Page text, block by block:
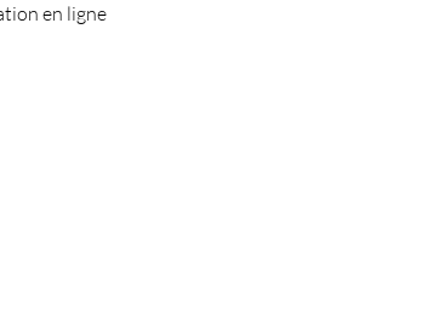
en ligne